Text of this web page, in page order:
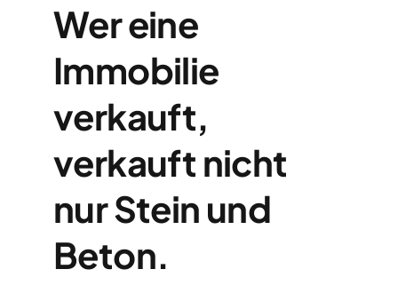
Wer eine
Immobilie
verkauft,
verkauft nicht
nur Stein und
Beton.